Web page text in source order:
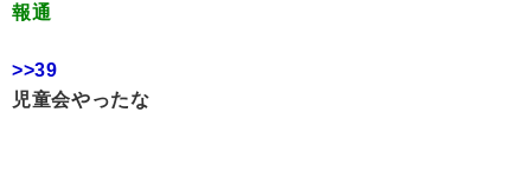
報通
>>39
児童会やったな